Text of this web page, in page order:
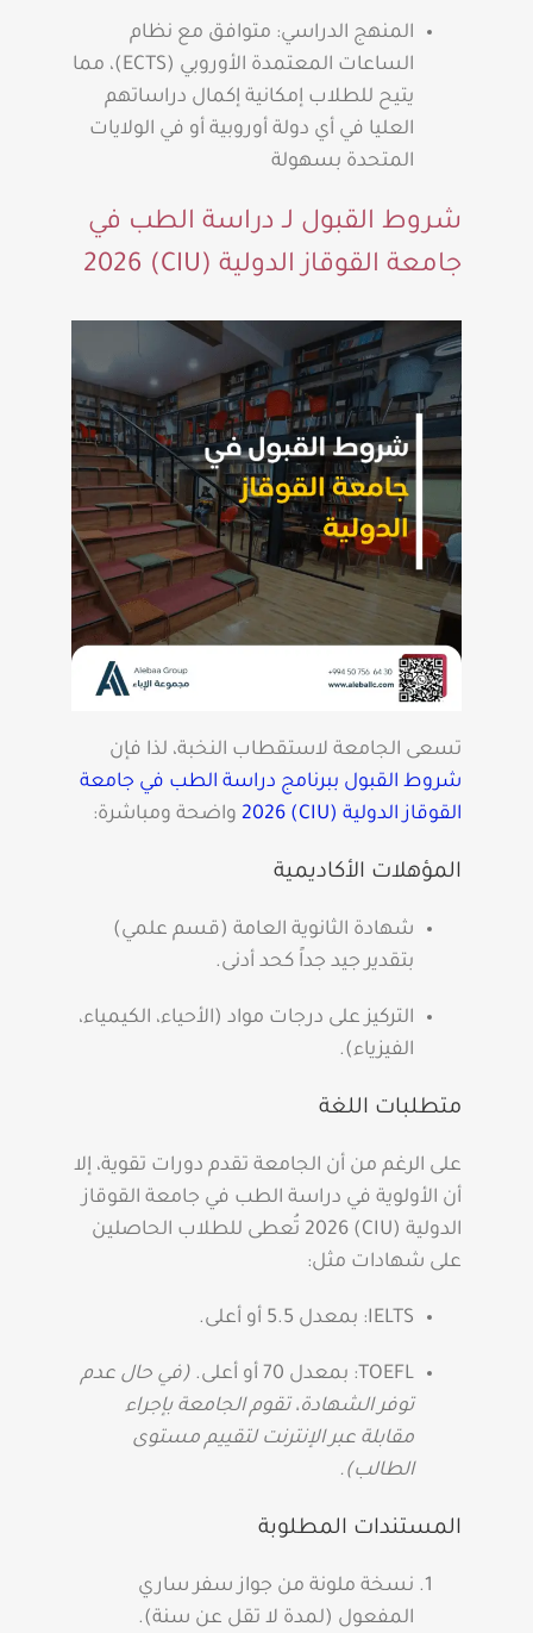
المنهج الدراسي: متوافق مع نظام
الساعات المعتمدة الأوروبي (ECTS)، مما
يتيح للطلاب إمكانية إكمال دراساتهم
العليا في أي دولة أوروبية أو في الولايات
المتحدة بسهولة
شروط القبول لـ دراسة الطب في
جامعة القوقاز الدولية (CIU) 2026
تسعى الجامعة لاستقطاب النخبة، لذا فإن
شروط القبول ببرنامج دراسة الطب في جامعة
القوقاز الدولية (CIU) 2026
واضحة ومباشرة:
المؤهلات الأكاديمية
شهادة الثانوية العامة (قسم علمي)
بتقدير جيد جداً كحد أدنى.
التركيز على درجات مواد (الأحياء، الكيمياء،
الفيزياء).
متطلبات اللغة
على الرغم من أن الجامعة تقدم دورات تقوية، إلا
أن الأولوية في دراسة الطب في جامعة القوقاز
الدولية (CIU) 2026 تُعطى للطلاب الحاصلين
على شهادات مثل:
IELTS: بمعدل 5.5 أو أعلى.
TOEFL: بمعدل 70 أو أعلى.
(في حال عدم
توفر الشهادة، تقوم الجامعة بإجراء
مقابلة عبر الإنترنت لتقييم مستوى
الطالب).
المستندات المطلوبة
نسخة ملونة من جواز سفر ساري
المفعول (لمدة لا تقل عن سنة).